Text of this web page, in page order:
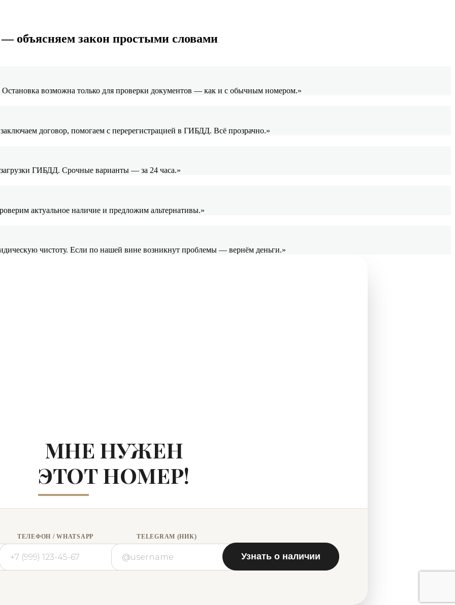
объясняем закон простыми словами
возможна только для проверки документов — как и с обычным номером.»
договор, помогаем с перерегистрацией в ГИБДД. Всё прозрачно.»
ГИБДД. Срочные варианты — за 24 часа.»
актуальное наличие и предложим альтернативы.»
чистоту. Если по нашей вине возникнут проблемы — вернём деньги.»
МНЕ НУЖЕН
ЭТОТ НОМЕР!
ТЕЛЕФОН / WHATSAPP TELEGRAM (НИК)
Узнать о наличии